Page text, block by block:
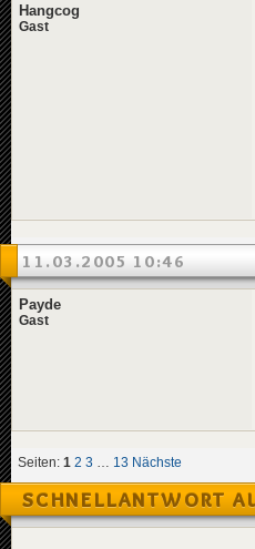
Hangcog
Gast
11.03.2005 10:46
Payde
Gast
Seiten: 1 2 3 … 13 Nächste
SCHNELLANTWORT